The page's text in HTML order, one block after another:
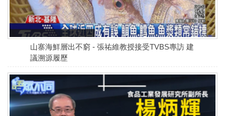
山寨海鮮層出不窮 - 張祐維教授接受TVBS專訪 建
議溯源履歷